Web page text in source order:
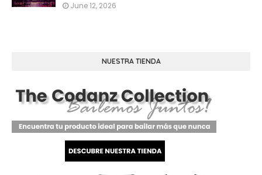
June 12, 2026
NUESTRA TIENDA